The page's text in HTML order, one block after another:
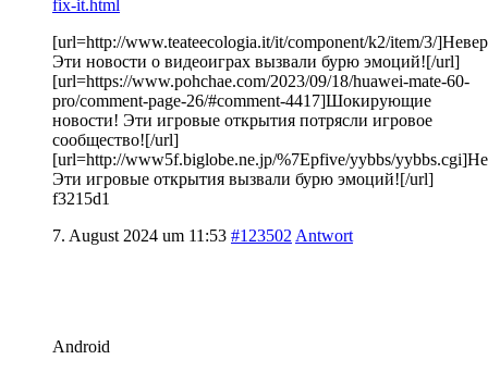
fix-it.html
[url=http://www.teateecologia.it/it/component/k2/item/3/
Эти новости о видеоиграх вызвали бурю эмоций![/url]
[url=https://www.pohchae.com/2023/09/18/huawei-mate-60-
pro/comment-page-26/#comment-4417]Шокирующие
новости! Эти игровые открытия потрясли игровое
сообщество![/url]
[url=http://www5f.biglobe.ne.jp/%7Epfive/yybbs/
Эти игровые открытия вызвали бурю эмоций![/url]
f3215d1
7. August 2024 um 11:53 #123502 Antwort
Android